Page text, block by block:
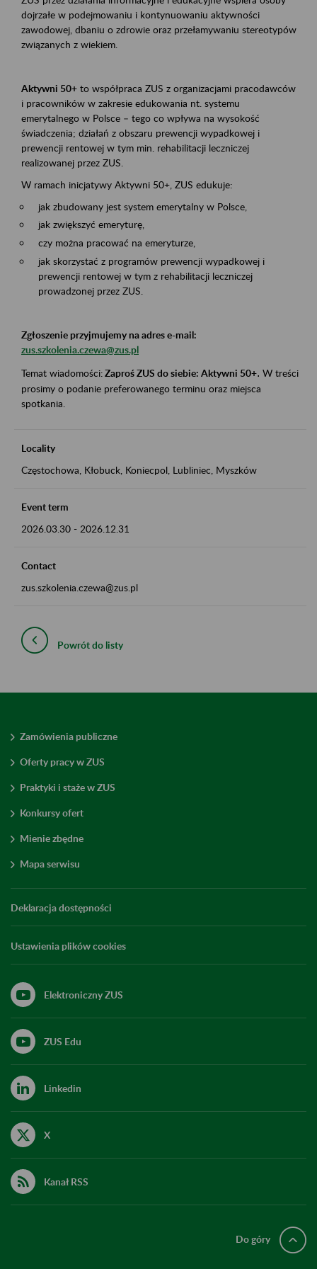
dojrzałe w podejmowaniu i kontynuowaniu aktywności
zawodowej, dbaniu o zdrowie oraz przełamywaniu stereotypów
związanych z wiekiem.
Aktywni 50+ to współpraca ZUS z organizacjami pracodawców
i pracowników w zakresie edukowania nt. systemu
emerytalnego w Polsce – tego co wpływa na wysokość
świadczenia; działań z obszaru prewencji wypadkowej i
prewencji rentowej w tym min. rehabilitacji leczniczej
realizowanej przez ZUS.
W ramach inicjatywy Aktywni 50+, ZUS edukuje:
jak zbudowany jest system emerytalny w Polsce,
jak zwiększyć emeryturę,
czy można pracować na emeryturze,
jak skorzystać z programów prewencji wypadkowej i
prewencji rentowej w tym z rehabilitacji leczniczej
prowadzonej przez ZUS.
Zgłoszenie przyjmujemy na adres e-mail:
zus.szkolenia.czewa@zus.pl
Temat wiadomości:Zaproś ZUS do siebie: Aktywni 50+. W treści
prosimy o podanie preferowanego terminu oraz miejsca
spotkania.
Locality
Częstochowa, Kłobuck, Koniecpol, Lubliniec, Myszków
Event term
2026.03.30 - 2026.12.31
Contact
zus.szkolenia.czewa@zus.pl
Powrót do listy
Zamówienia publiczne
Oferty pracy w ZUS
Praktyki i staże w ZUS
Konkursy ofert
Mienie zbędne
Mapa serwisu
Deklaracja dostępności
Ustawienia plików cookies
Elektroniczny ZUS
ZUS Edu
Linkedin
X
Kanał RSS
Do góry